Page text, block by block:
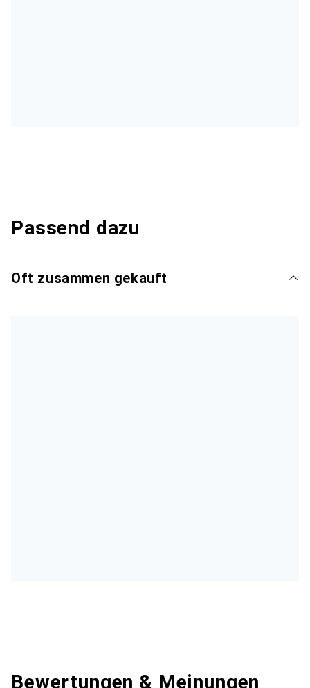
Passend dazu
Oft zusammen gekauft
Bewertungen & Meinungen